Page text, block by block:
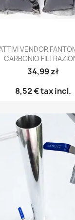
VENDOR
CARBONIO
34,99 zł
8,52 €tax incl.